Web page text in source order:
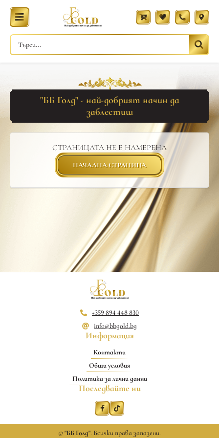
"ББ Голд" - най-добрият начин да
заблестиш
СТРАНИЦАТА НЕ Е НАМЕРЕНА
НАЧАЛНА СТРАНИЦА
+359 894 448 830
info@bbgold.bg
Информация
Контакти
Общи условия
Политика за лични данни
Последвайте ни
©"ББ Голд". Всички права запазени.